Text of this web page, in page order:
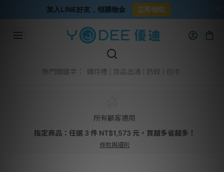
熱門關鍵字： 彌月禮 良品出清 防蚊 包巾
所有顧客適用
指定商品：任選 3 件 NT$1,573 元，買越多省越多！
條款與細則
加入LINE好友，領購物金 立即領取